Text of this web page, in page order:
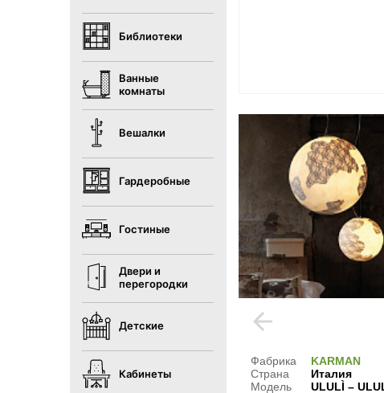
Библиотеки
Ванные
комнаты
Вешалки
Гардеробные
Гостиные
Двери и
перегородки
Детские
Кабинеты
arrow_back
Фабрика
KARMAN
Страна
Италия
Модель
ULULÌ –